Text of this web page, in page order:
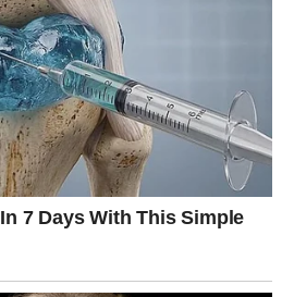
odgovore koje
vikend pred vama mogao bi
dugo bili zbunjeni nečijim
na čemu ste sa određenom
istine.